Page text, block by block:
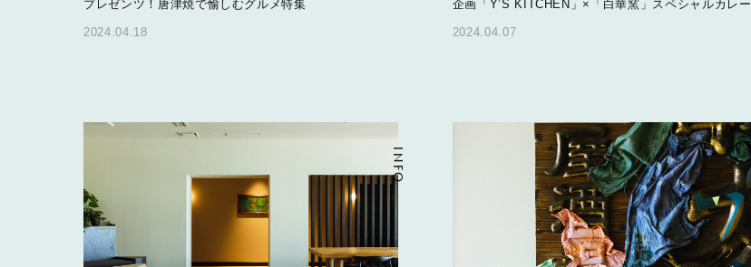
プレゼンツ！唐津焼で愉しむグルメ特集
2024.04.18
企画「Y’S KITCHEN」×「白華窯」スペシャルカレー
2024.04.07
INFO